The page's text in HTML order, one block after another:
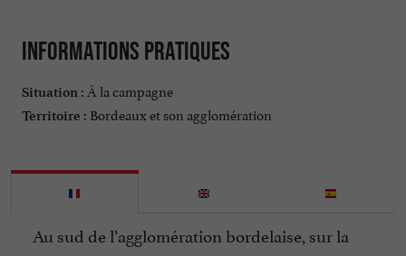
Informations pratiques
Situation : À la campagne
Territoire : Bordeaux et son agglomération
Au sud de l’agglomération bordelaise, sur la